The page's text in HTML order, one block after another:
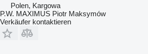
Polen, Kargowa
P.W. MAXIMUS Piotr Maksymów
Verkäufer kontaktieren